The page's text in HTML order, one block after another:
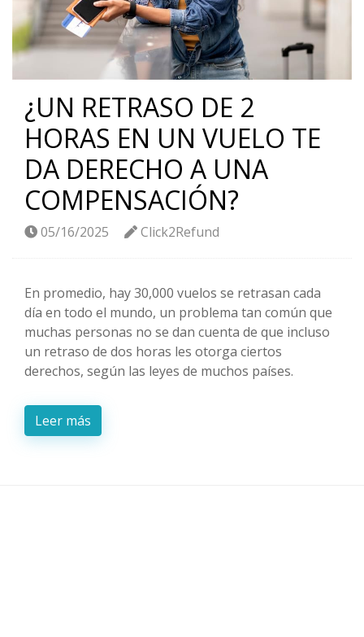
¿UN RETRASO DE 2
HORAS EN UN VUELO TE
DA DERECHO A UNA
COMPENSACIÓN?
05/16/2025 Click2Refund
En promedio, hay 30,000 vuelos se retrasan cada
día en todo el mundo, un problema tan común que
muchas personas no se dan cuenta de que incluso
un retraso de dos horas les otorga ciertos
derechos, según las leyes de muchos países.
Leer más